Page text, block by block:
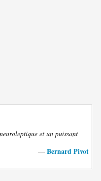
et un puissant
— Bernard Pivot